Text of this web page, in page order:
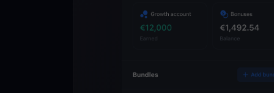
Sblocca il futuro
Accedi ai servizi
semplice e sicuro in